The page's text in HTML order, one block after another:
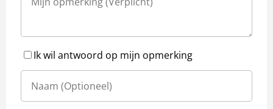
Ik wil antwoord op mijn opmerking